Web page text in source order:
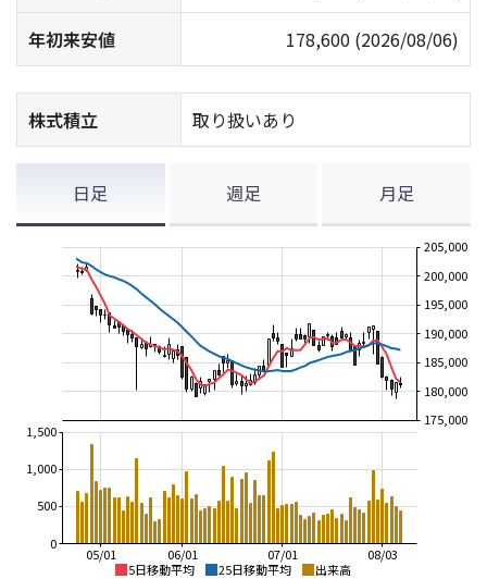
年初来安値 178,600 (2026/08/06)
株式積立 取り扱いあり
日足 週足 月足
5日移動平均 25日移動平均 出来高
08/03
07/01
06/01
05/01
175,000
180,000
185,000
190,000
195,000
200,000
205,000
0
500
1,000
1,500